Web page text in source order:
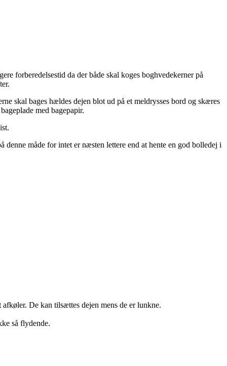
forberedelsestid da der både skal koges boghvedekerner på
skal bages hældes dejen blot ud på et meldrysses bord og skæres
med bagepapir.
måde for intet er næsten lettere end at hente en god bolledej i
De kan tilsættes dejen mens de er lunkne.
så flydende.